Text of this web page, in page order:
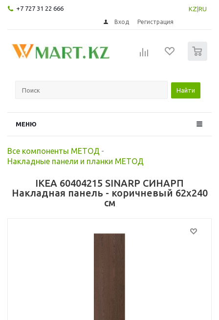
+7 727 31 22 666 KZ RU
Вход Регистрация
Найти
МЕНЮ
Все компоненты МЕТОД -
Накладные панели и планки МЕТОД
IKEA 60404215 SINARP СИНАРП
Накладная панель - коричневый 62x240
см